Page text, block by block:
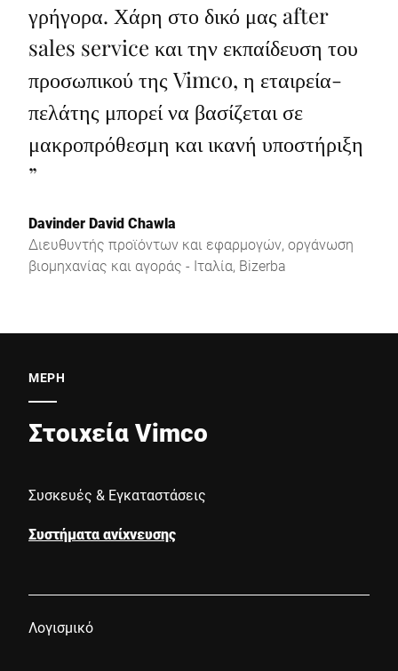
γρήγορα. Χάρη στο δικό μας after
sales service και την εκπαίδευση του
προσωπικού της Vimco, η εταιρεία-
πελάτης μπορεί να βασίζεται σε
μακροπρόθεσμη και ικανή υποστήριξη
”
Davinder David Chawla
Διευθυντής προϊόντων και εφαρμογών, οργάνωση
βιομηχανίας και αγοράς - Ιταλία, Bizerba
ΜΈΡΗ
Στοιχεία Vimco
Συσκευές & Εγκαταστάσεις
Συστήματα ανίχνευσης
Λογισμικό